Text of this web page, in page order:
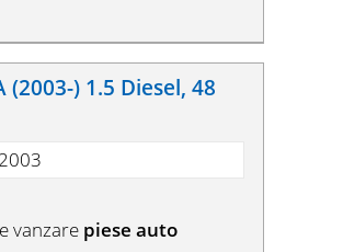
(2003-) 1.5 Diesel, 48
vanzare piese auto